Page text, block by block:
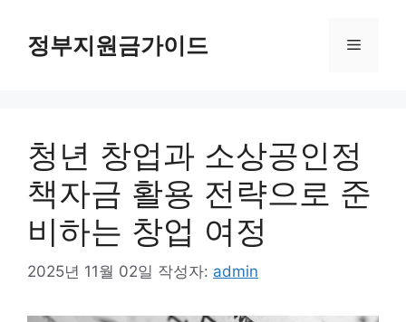
정부지원금가이드 메
청년 창업과 소상공인정
책자금 활용 전략으로 준
비하는 창업 여정
2025년 11월 02일 작성자: admin